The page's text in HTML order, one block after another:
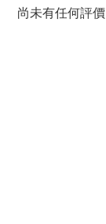
尚未有任何評價